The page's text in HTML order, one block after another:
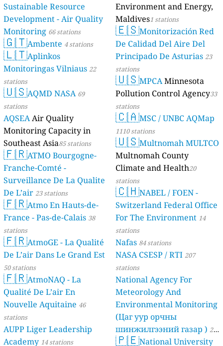
Sustainable Resource
Development - Air Quality
Monitoring 66 stations
🇬🇹Ambente 4 stations
🇱🇹Aplinkos
Monitoringas Vilniaus 22
stations
🇺🇸AQMD NASA 69
stations
AQSEAAir Quality
Monitoring Capacity in
Southeast Asia85 stations
🇫🇷ATMO Bourgogne-
Franche-Comté -
Surveillance De La Qualite
De L’air 23 stations
🇫🇷Atmo En Hauts-de-
France - Pas-de-Calais 38
stations
🇫🇷AtmoGE - La Qualité
De L’air Dans Le Grand Est
50 stations
🇫🇷AtmoNAQ - La
Qualité De L’air En
Nouvelle Aquitaine 46
stations
AUPP Liger Leadership
Academy 14 stations
Environment and Energy,
Maldives1 stations
🇪🇸Monitorización Red
De Calidad Del Aire Del
Principado De Asturias 23
stations
🇺🇸MPCAMinnesota
Pollution Control Agency33
stations
🇨🇦MSC / UNBC AQMap
1110 stations
🇺🇸Multnomah MULTCO
Multnomah County
Climate and Health20
stations
🇨🇭NABEL / FOEN -
Switzerland Federal Office
For The Environment 14
stations
Nafas 84 stations
NASA CSESP / RTI 207
stations
National Agency For
Meteorology And
Environmental Monitoring
(Цаг уур орчны
шинжилгээний газар ) 21
stations
🇵🇪National University